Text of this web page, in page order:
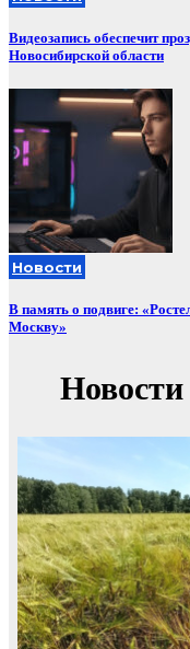
Видеозапись обеспечит
Новосибирской области
Новости
В память о подвиге:
Москву»